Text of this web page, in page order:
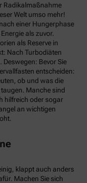
Radikalmaßnahme
Welt umso mehr!
einer Hungerphase
als zuvor.
als Reserve in
Nach Turbodiäten
Bevor Sie
entscheiden:
ob und was die
Manche sind
hilfreich oder sogar
an wichtigen
klappt auch anders
Machen Sie sich